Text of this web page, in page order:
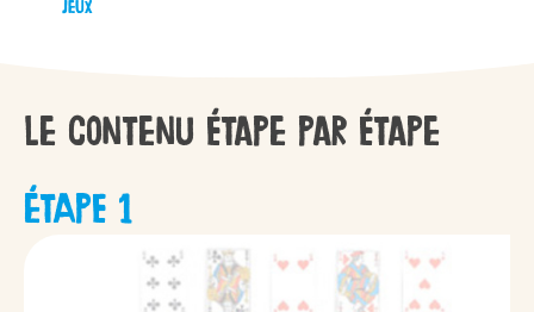
JEUX
Le contenu étape par étape
ÉTAPE 1